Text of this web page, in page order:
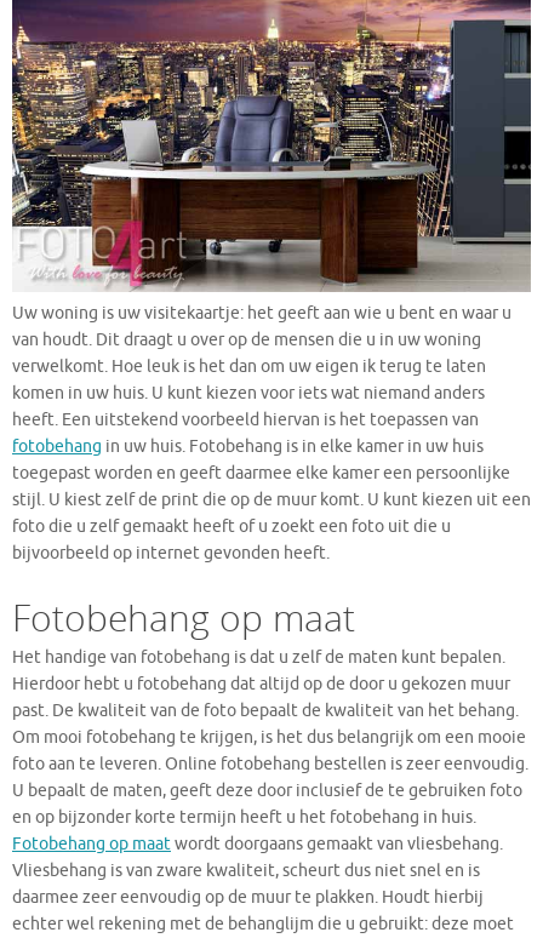
Uw woning is uw visitekaartje: het geeft aan wie u bent en waar u
van houdt. Dit draagt u over op de mensen die u in uw woning
verwelkomt. Hoe leuk is het dan om uw eigen ik terug te laten
komen in uw huis. U kunt kiezen voor iets wat niemand anders
heeft. Een uitstekend voorbeeld hiervan is het toepassen van
fotobehang in uw huis. Fotobehang is in elke kamer in uw huis
toegepast worden en geeft daarmee elke kamer een persoonlijke
stijl. U kiest zelf de print die op de muur komt. U kunt kiezen uit een
foto die u zelf gemaakt heeft of u zoekt een foto uit die u
bijvoorbeeld op internet gevonden heeft.
Fotobehang op maat
Het handige van fotobehang is dat u zelf de maten kunt bepalen.
Hierdoor hebt u fotobehang dat altijd op de door u gekozen muur
past. De kwaliteit van de foto bepaalt de kwaliteit van het behang.
Om mooi fotobehang te krijgen, is het dus belangrijk om een mooie
foto aan te leveren. Online fotobehang bestellen is zeer eenvoudig.
U bepaalt de maten, geeft deze door inclusief de te gebruiken foto
en op bijzonder korte termijn heeft u het fotobehang in huis.
Fotobehang op maatwordt doorgaans gemaakt van vliesbehang.
Vliesbehang is van zware kwaliteit, scheurt dus niet snel en is
daarmee zeer eenvoudig op de muur te plakken. Houdt hierbij
echter wel rekening met de behanglijm die u gebruikt: deze moet